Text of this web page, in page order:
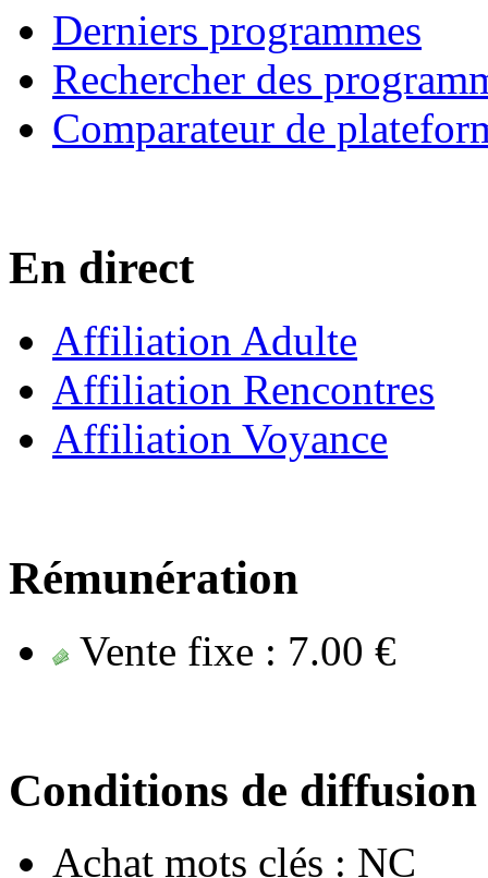
Derniers programmes
Rechercher des
Comparateur de
En direct
Affiliation Adulte
Affiliation Rencontres
Affiliation Voyance
Rémunération
Vente fixe : 7.00 €
Conditions de diffusion
Achat mots clés : NC